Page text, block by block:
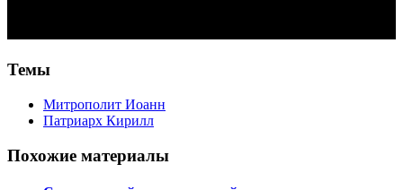
Темы
Митрополит Иоанн
Патриарх Кирилл
Похожие материалы